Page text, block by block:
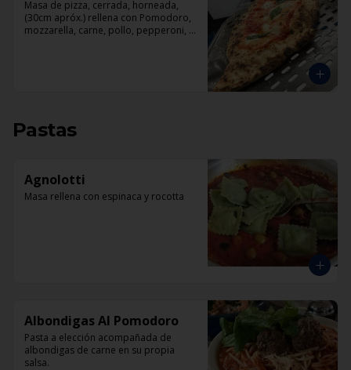
Masa de pizza, cerrada, horneada,
(30cm apróx.) rellena con Pomodoro,
mozzarella, carne, pollo, pepperoni,
Pastas
Agnolotti
Masa rellena con espinaca y rocotta
Albondigas Al Pomodoro
Pasta a elección acompañada de
albondigas de carne en su propia
salsa.